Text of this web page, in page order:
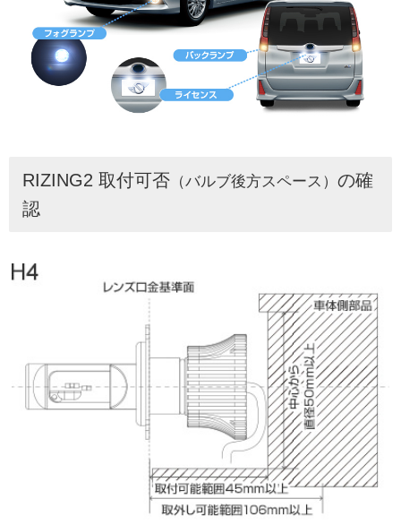
RIZING2 取付可否 （バルブ後方スペース） の確
認